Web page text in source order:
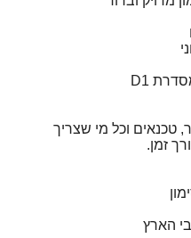
טכנאים וכל מי שצריך
זמן.
הארץ